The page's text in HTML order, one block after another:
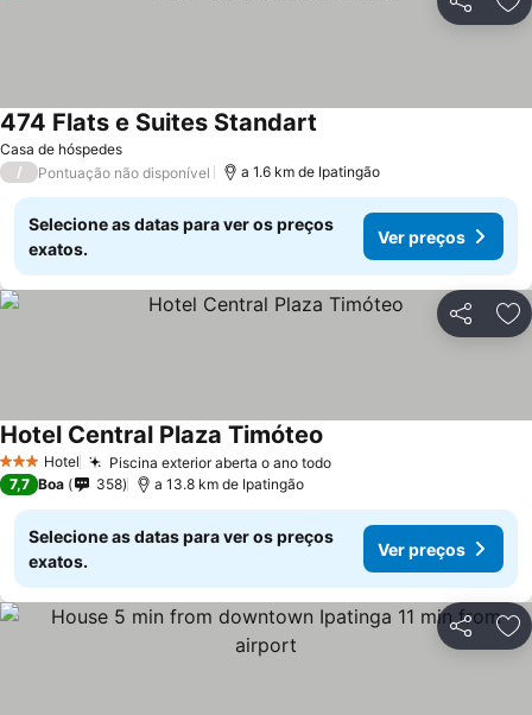
Partilhar
Casa de hóspedes
474 Flats e Suites Standart
/ Pontuação não disponível a 1.6 km de Ipatingão
Selecione as datas para ver os preços
exatos.
Ver preços
Partilhar
3 EstrelasHotel Piscina exterior aberta o ano todoVer preços
Hotel Central Plaza Timóteo
7,7 Boa 358 a 13.8 km de Ipatingão
Selecione as datas para ver os preços
exatos.
Ver preços
Partilhar